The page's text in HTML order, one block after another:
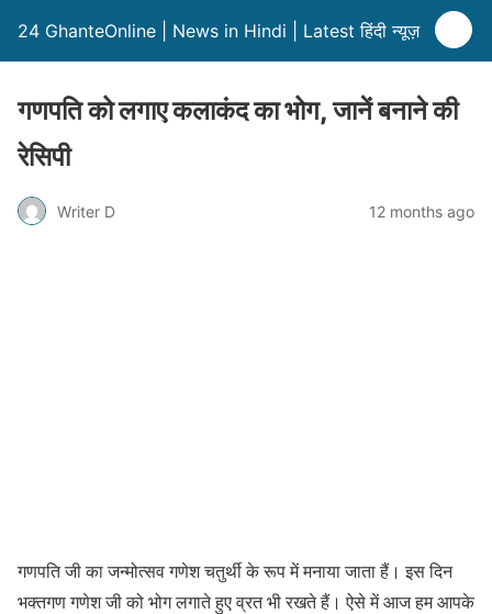
24 GhanteOnline | News in Hindi | Latest हिंदी न्यूज़
गणपति को लगाए कलाकंद का भोग, जानें बनाने की
रेसिपी
Writer D 12 months ago
गणपति जी का जन्मोत्सव गणेश चतुर्थी के रूप में मनाया जाता हैं। इस दिन
भक्तगण गणेश जी को भोग लगाते हुए व्रत भी रखते हैं। ऐसे में आज हम आपके